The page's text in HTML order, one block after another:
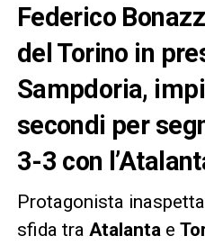
Federico
del Torino in
Sampdoria,
secondi per
3-3 con
Protagonista
sfida tra Atalanta e